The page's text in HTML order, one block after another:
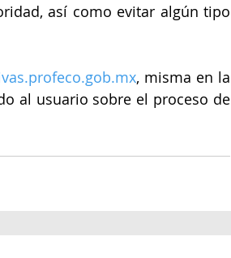
así como evitar algún tipo
, misma en la
al usuario sobre el proceso de